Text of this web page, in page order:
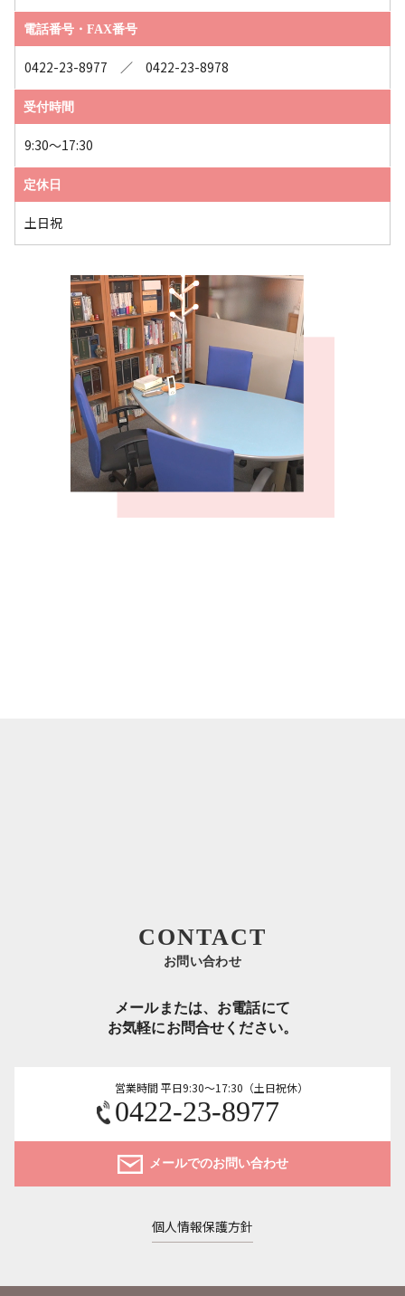
電話番号・FAX番号
0422-23-8977 ／ 0422-23-8978
受付時間
9:30～17:30
定休日
土日祝
CONTACT
お問い合わせ
メールまたは、お電話にて
お気軽にお問合せください。
営業時間 平日9:30～17:30（土日祝休）
0422-23-8977
メールでのお問い合わせ
個人情報保護方針